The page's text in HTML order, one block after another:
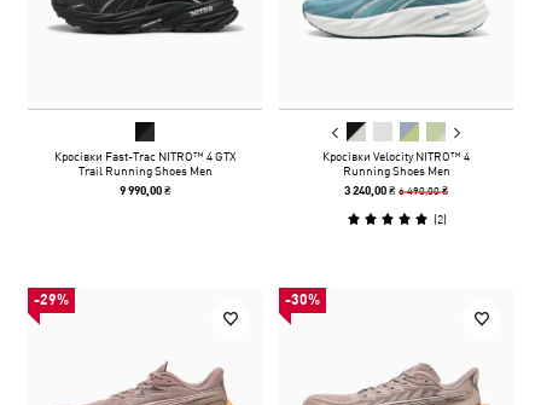
Кросівки Fast-Trac NITRO™ 4 GTX
Trail Running Shoes Men
9 990,00 ₴
Кросівки Velocity NITRO™ 4
Running Shoes Men
3 240,00 ₴6 490,00 ₴
(2)
-29% -30%